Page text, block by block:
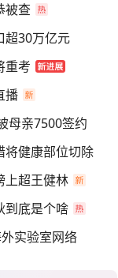
被查
超30万亿元
重考
播
母亲7500签约
将健康部位切除
上超王健林
到底是个啥
实验室网络